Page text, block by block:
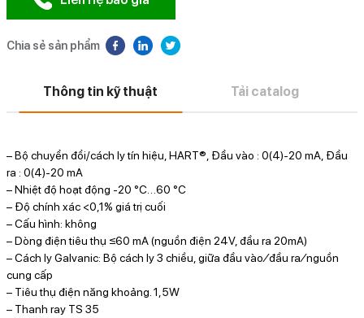
Chia sẻ sản phẩm
Thông tin kỹ thuật Tải catalog
– Bộ chuyển đổi/cách ly tín hiệu, HART®, Đầu vào : 0(4)-20 mA, Đầu
ra : 0(4)-20 mA
– Nhiệt độ hoạt động -20 °C…60 °C
– Độ chính xác <0,1% giá trị cuối
– Cấu hình: không
– Dòng điện tiêu thụ ≤60 mA (nguồn điện 24V, đầu ra 20mA)
– Cách ly Galvanic: Bộ cách ly 3 chiều, giữa đầu vào ⁄ đầu ra ⁄ nguồn
cung cấp
– Tiêu thụ điện năng khoảng. 1,5W
– Thanh ray TS 35